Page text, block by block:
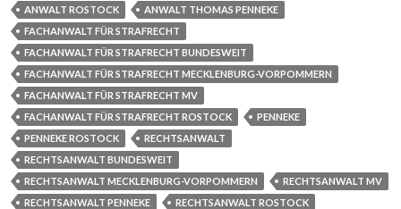
ANWALT ROSTOCK
ANWALT THOMAS PENNEKE
FACHANWALT FÜR STRAFRECHT
FACHANWALT FÜR STRAFRECHT BUNDESWEIT
FACHANWALT FÜR STRAFRECHT MECKLENBURG-VORPOMMERN
FACHANWALT FÜR STRAFRECHT MV
FACHANWALT FÜR STRAFRECHT ROSTOCK
PENNEKE
PENNEKE ROSTOCK
RECHTSANWALT
RECHTSANWALT BUNDESWEIT
RECHTSANWALT MECKLENBURG-VORPOMMERN
RECHTSANWALT MV
RECHTSANWALT PENNEKE
RECHTSANWALT ROSTOCK